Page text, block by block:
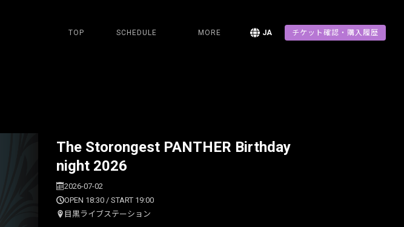
TOP SCHEDULE MORE JA チケット確認・購入履歴
The Storongest PANTHER Birthday
night 2026
2026-07-02
OPEN 18:30 / START 19:00
目黒ライブステーション